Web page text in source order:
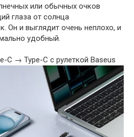
или обычных очков
глаза от солнца
Он и выглядит очень неплохо, и
удобный.
C → Type-C с рулеткой Baseus